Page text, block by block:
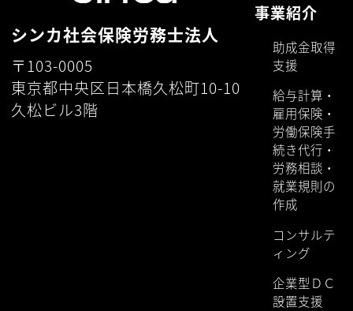
シンカ社会保険労務士法人
〒103-0005
東京都中央区日本橋久松町10-10
久松ビル3階
事業紹介
助成金取得
支援
給与計算・
雇用保険・
労働保険手
続き代行・
労務相談・
就業規則の
作成
コンサルテ
ィング
企業型ＤＣ
設置支援